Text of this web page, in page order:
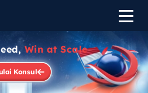
Win at Scale
Konsul